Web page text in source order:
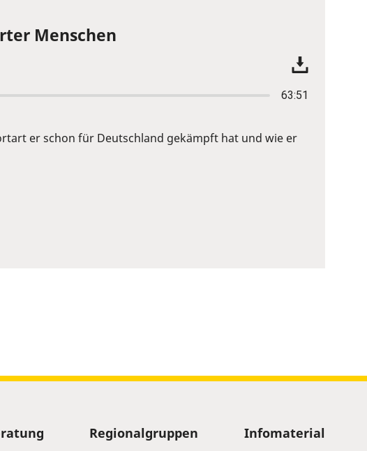
Menschen
63:51
er schon für Deutschland gekämpft hat und wie er
Regionalgruppen Infomaterial